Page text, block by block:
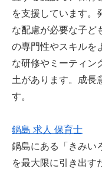
を支援しています。
な配慮が必要な子ど
の専門性やスキルを
な研修やミーティン
土があります。成長
す。
鍋島 求人 保育士
鍋島にある「きみい
を最大限に引き出す